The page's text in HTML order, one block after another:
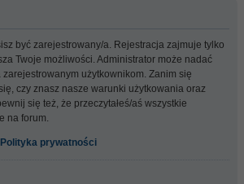
być zarejestrowany/a. Rejestracja zajmuje tylko
Twoje możliwości. Administrator może nadać
użytkownikom. Zanim się
czy znasz nasze warunki użytkowania oraz
się też, że przeczytałeś/aś wszystkie
na forum.
Polityka prywatności